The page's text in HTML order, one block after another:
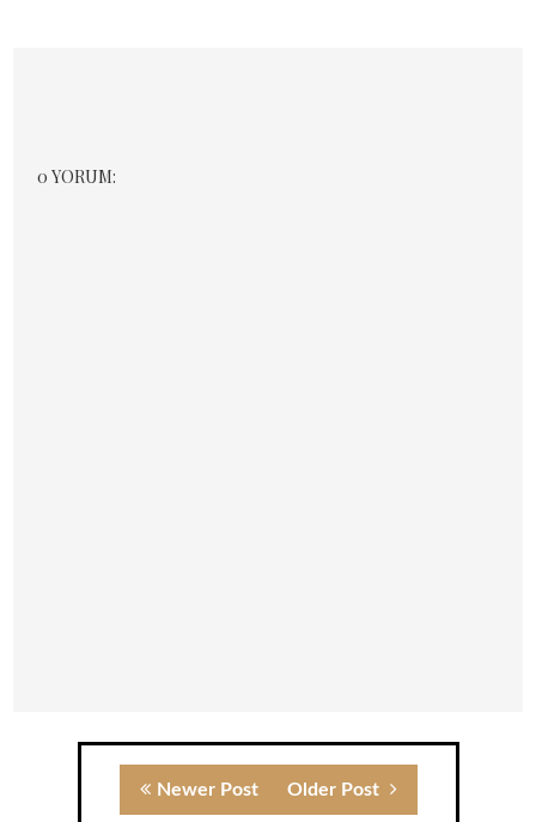
0 YORUM:
Newer Post Older Post